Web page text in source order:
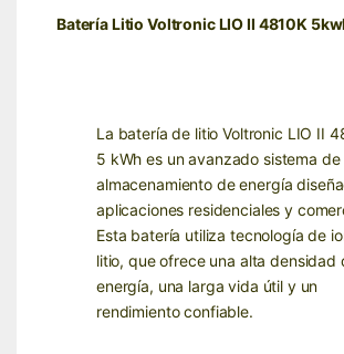
Batería Litio Voltronic LIO II 4810K
La batería de litio Voltronic LIO II
5 kWh es un avanzado sistema de
almacenamiento de energía
aplicaciones residenciales y
Esta batería utiliza tecnología de
litio, que ofrece una alta densidad
energía, una larga vida útil y un
rendimiento confiable.